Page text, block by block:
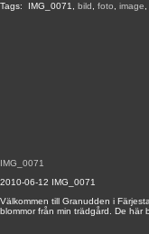
Tags: IMG_0071 bild foto image
IMG_0071
2010-06-12 IMG_0071
Välkommen till Granudden i
blommor från min trädgård. De här